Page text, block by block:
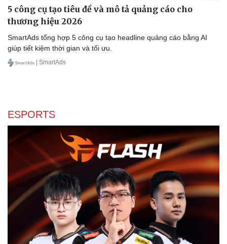
Nhi khoa
Nam khoa
Làm đẹp - giảm cân
Phòng mạch online
Ăn sạch sống khỏe
5 công cụ tạo tiêu đề và mô tả quảng cáo cho
thương hiệu 2026
SmartAds tổng hợp 5 công cụ tạo headline quảng cáo bằng AI
giúp tiết kiệm thời gian và tối ưu.
| SmartAds
ESPORTS